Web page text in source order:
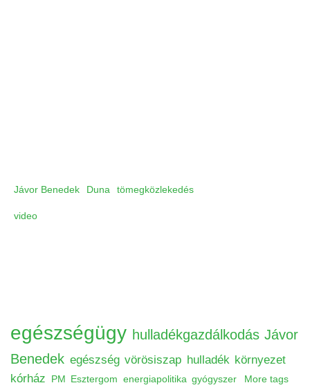
Jávor Benedek Duna tömegközlekedés
video
egészségügy hulladékgazdálkodás Jávor
Benedek egészség vörösiszap hulladék környezet
kórház
PM Esztergom energiapolitika gyógyszer More tags